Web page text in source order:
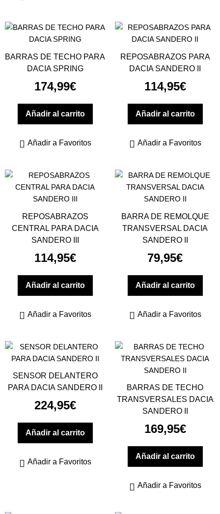
BARRAS DE TECHO PARA
DACIA SPRING
174,99€
Añadir al carrito
Añadir a Favoritos
REPOSABRAZOS PARA
DACIA SANDERO II
114,95€
Añadir al carrito
Añadir a Favoritos
REPOSABRAZOS
CENTRAL PARA DACIA
SANDERO III
114,95€
Añadir al carrito
Añadir a Favoritos
BARRA DE REMOLQUE
TRANSVERSAL DACIA
SANDERO II
79,95€
Añadir al carrito
Añadir a Favoritos
SENSOR DELANTERO
PARA DACIA SANDERO II
224,95€
Añadir al carrito
Añadir a Favoritos
BARRAS DE TECHO
TRANSVERSALES DACIA
SANDERO II
169,95€
Añadir al carrito
Añadir a Favoritos